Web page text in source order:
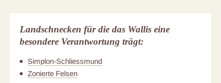
Landschnecken für die das Wallis eine
besondere Verantwortung trägt:
Simplon-Schliessmund
Zonierte Felsen